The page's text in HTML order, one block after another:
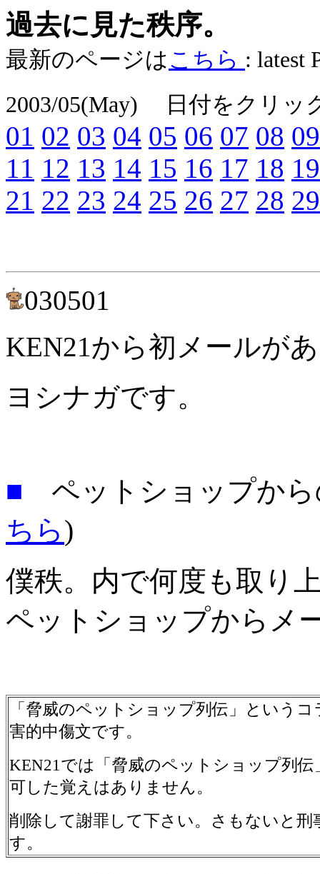
過去に見た秩序。
最新のページはこちら : latest
2003/05(May)
日付をクリッ
01 02 03 04 05 06 07 08 09
11 12 13 14 15 16 17 18 19
21 22 23 24 25 26 27 28 29
030501
KEN21から初メール
ヨシナガです。
■ ペットショップか
ちら)
僕秩。内で何度も取り
ペットショップからメ
「脅威のペットショップ列伝」という
害的中傷文です。
KEN21では「脅威のペットショップ列伝
可した覚えはありません。
削除して謝罪して下さい。さもないと刑
す。